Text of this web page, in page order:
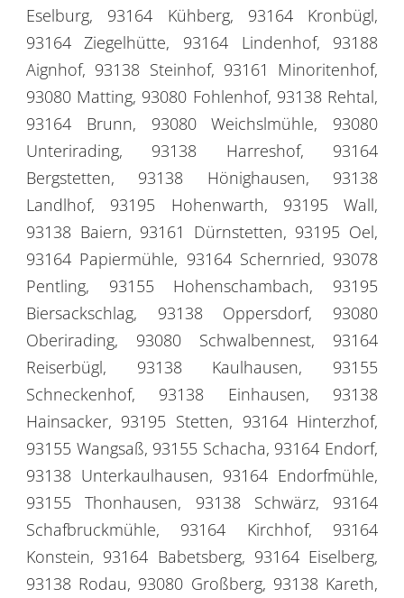
Eselburg, 93164 Kühberg, 93164 Kronbügl,
93164 Ziegelhütte, 93164 Lindenhof, 93188
Aignhof, 93138 Steinhof, 93161 Minoritenhof,
93080 Matting, 93080 Fohlenhof, 93138 Rehtal,
93164 Brunn, 93080 Weichslmühle, 93080
Unterirading, 93138 Harreshof, 93164
Bergstetten, 93138 Hönighausen, 93138
Landlhof, 93195 Hohenwarth, 93195 Wall,
93138 Baiern, 93161 Dürnstetten, 93195 Oel,
93164 Papiermühle, 93164 Schernried, 93078
Pentling, 93155 Hohenschambach, 93195
Biersackschlag, 93138 Oppersdorf, 93080
Oberirading, 93080 Schwalbennest, 93164
Reiserbügl, 93138 Kaulhausen, 93155
Schneckenhof, 93138 Einhausen, 93138
Hainsacker, 93195 Stetten, 93164 Hinterzhof,
93155 Wangsaß, 93155 Schacha, 93164 Endorf,
93138 Unterkaulhausen, 93164 Endorfmühle,
93155 Thonhausen, 93138 Schwärz, 93164
Schafbruckmühle, 93164 Kirchhof, 93164
Konstein, 93164 Babetsberg, 93164 Eiselberg,
93138 Rodau, 93080 Großberg, 93138 Kareth,